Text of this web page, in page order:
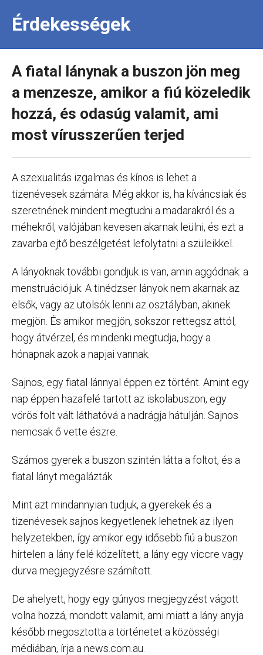
Érdekességek
A fiatal lánynak a buszon jön meg
a menzesze, amikor a fiú közeledik
hozzá, és odasúg valamit, ami
most vírusszerűen terjed
A szexualitás izgalmas és kínos is lehet a
tizenévesek számára. Még akkor is, ha kíváncsiak és
szeretnének mindent megtudni a madarakról és a
méhekről, valójában kevesen akarnak leülni, és ezt a
zavarba ejtő beszélgetést lefolytatni a szüleikkel.
A lányoknak további gondjuk is van, amin aggódnak: a
menstruációjuk. A tinédzser lányok nem akarnak az
elsők, vagy az utolsók lenni az osztályban, akinek
megjön. És amikor megjön, sokszor rettegsz attól,
hogy átvérzel, és mindenki megtudja, hogy a
hónapnak azok a napjai vannak.
Sajnos, egy fiatal lánnyal éppen ez történt. Amint egy
nap éppen hazafelé tartott az iskolabuszon, egy
vörös folt vált láthatóvá a nadrágja hátulján. Sajnos
nemcsak ő vette észre.
Számos gyerek a buszon szintén látta a foltot, és a
fiatal lányt megalázták.
Mint azt mindannyian tudjuk, a gyerekek és a
tizenévesek sajnos kegyetlenek lehetnek az ilyen
helyzetekben, így amikor egy idősebb fiú a buszon
hirtelen a lány felé közelített, a lány egy viccre vagy
durva megjegyzésre számított.
De ahelyett, hogy egy gúnyos megjegyzést vágott
volna hozzá, mondott valamit, ami miatt a lány anyja
később megosztotta a történetet a közösségi
médiában, írja a news.com.au.